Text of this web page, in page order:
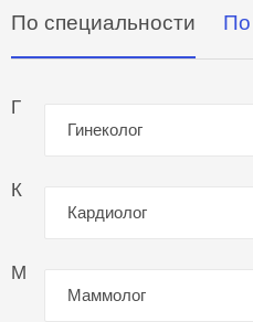
По специальности По
Г
Гинеколог
К
Кардиолог
М
Маммолог